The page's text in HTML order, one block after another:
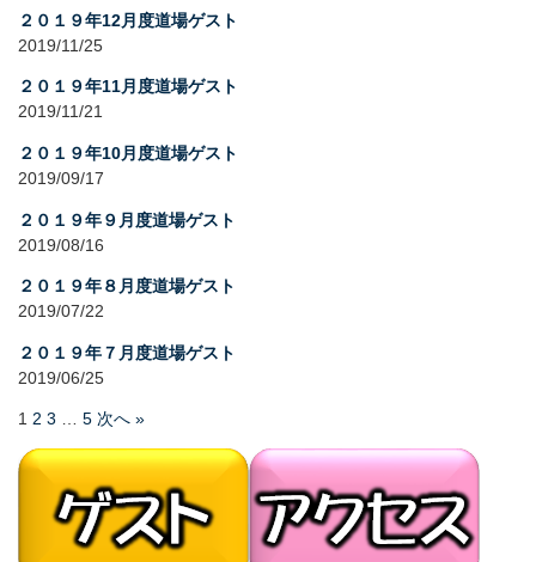
２０１９年12月度道場ゲスト
2019/11/25
２０１９年11月度道場ゲスト
2019/11/21
２０１９年10月度道場ゲスト
2019/09/17
２０１９年９月度道場ゲスト
2019/08/16
２０１９年８月度道場ゲスト
2019/07/22
２０１９年７月度道場ゲスト
2019/06/25
1 2 3 … 5 次へ »